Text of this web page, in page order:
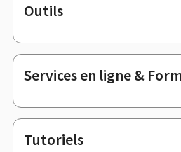
Pied
de
page
Outils
Services en ligne &
Tutoriels